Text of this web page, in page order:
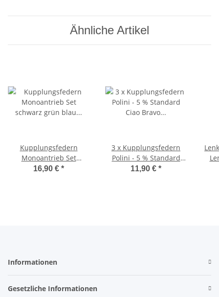
Ähnliche Artikel
Kupplungsfedern
Monoantrieb Set
schwarz grün blau Ciao ,
16,90 € *
3 x Kupplungsfedern
Polini - 5 % Standard
Ciao Bravo Vespa SI -
11,90 € *
Informationen
Gesetzliche Informationen